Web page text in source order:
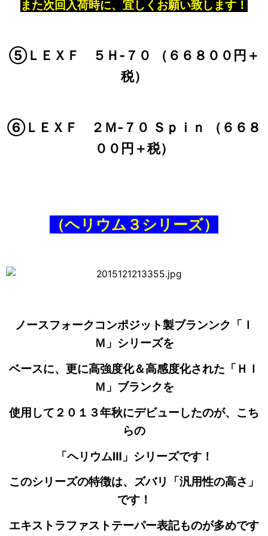
また次回入荷時に、宜しくお願い致します！
⑤ＬＥＸＦ ５Ｈ‐７０ （６６８００円＋
税）
⑥ＬＥＸＦ ２Ｍ‐７０ Ｓｐｉｎ （６６８
００円＋税）
（ヘリウム３シリーズ）
ノースフォークコンポジット製ブランンク「Ｉ
Ｍ」シリーズを
ベースに、更に高強度化＆高感度化された「ＨＩ
Ｍ」ブランクを
使用して２０１３年秋にデビューしたのが、こち
らの
「ヘリウムⅢ」シリーズです！
このシリーズの特徴は、ズバリ「汎用性の高さ」
です！
エキストラファストテーパー表記ものが多めです